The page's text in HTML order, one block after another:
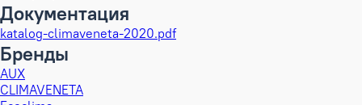
Документация
katalog-climaveneta-2020.pdf
Бренды
AUX
CLIMAVENETA